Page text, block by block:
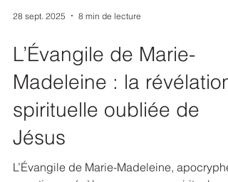
28 sept. 2025 8 min de lecture
L’Évangile de Marie-
Madeleine : la révélation
spirituelle oubliée de
Jésus